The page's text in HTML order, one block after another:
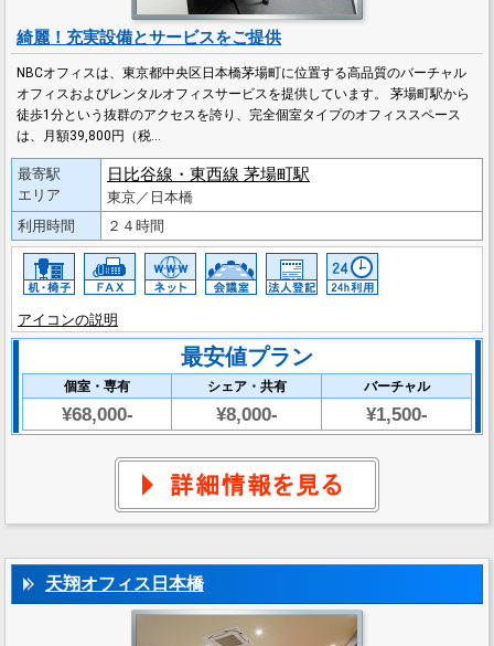
綺麗！充実設備とサービスをご提供
NBCオフィスは、東京都中央区日本橋茅場町に位置する高品質のバーチャル
オフィスおよびレンタルオフィスサービスを提供しています。 茅場町駅から
徒歩1分という抜群のアクセスを誇り、完全個室タイプのオフィススペース
は、月額39,800円（税…
最寄駅
エリア
日比谷線・東西線 茅場町駅
東京／日本橋
利用時間
２４時間
アイコンの説明
最安値プラン
個室・専有 シェア・共有 バーチャル
¥68,000- ¥8,000- ¥1,500-
天翔オフィス日本橋